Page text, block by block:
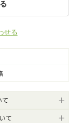
せる
て
て